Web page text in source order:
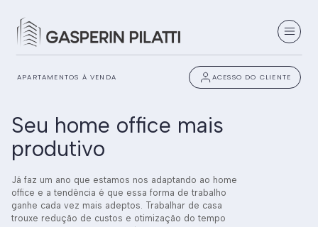
APARTAMENTOS À VENDA ACESSO DO CLIENTE
Seu home office mais
produtivo
Já faz um ano que estamos nos adaptando ao home
office e a tendência é que essa forma de trabalho
ganhe cada vez mais adeptos. Trabalhar de casa
trouxe redução de custos e otimização do tempo